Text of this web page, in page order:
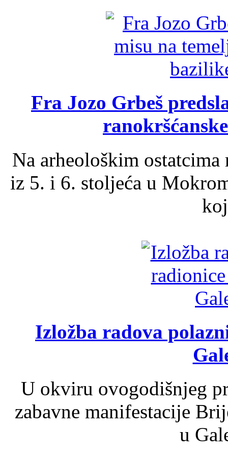
Fra Jozo Grbeš
Na arheološkim
iz 5. i 6. stoljeća u
Izložba radova
U okviru ovogodišnjeg
zabavne manifestacije
u